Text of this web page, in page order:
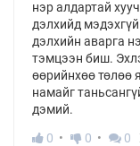
нэр алдартай
дэлхийд
дэлхийн аварга
тэмцээн биш.
өөрийнхөө төлөө
намайг
дэмий.
0
0 0